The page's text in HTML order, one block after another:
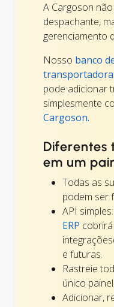
A Cargoson
despachante,
gerenciamento
Nosso banco
pode adicionar
simplesmente
Cargoson.
Diferentes
em um
Todas as
podem ser
API
ERP
e futuras.
Rastreie
único painel.
Adicionar,